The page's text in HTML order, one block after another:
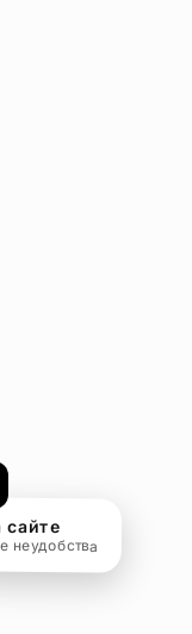
сайте
неудобства